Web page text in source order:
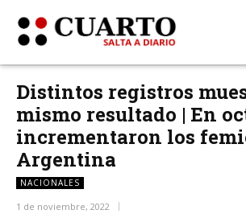
Distintos registros
mismo resultado | En
incrementaron los
Argentina
NACIONALES
1 de noviembre, 2022